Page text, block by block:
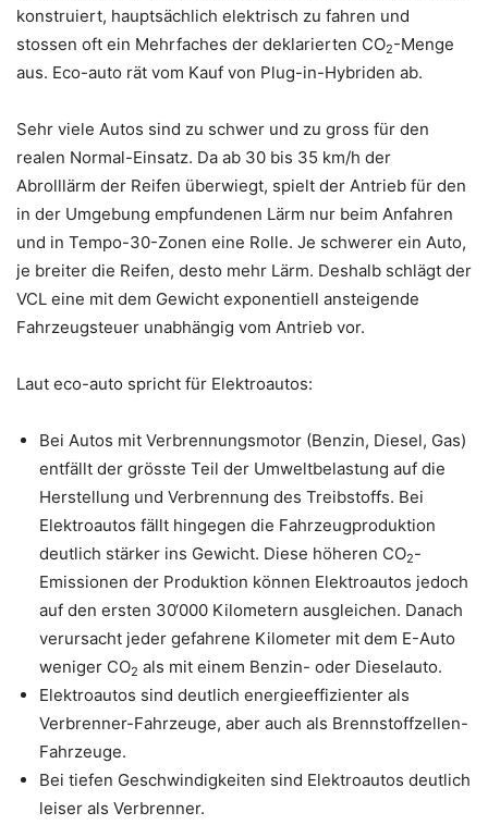
konstruiert, hauptsächlich elektrisch zu fahren und
stossen oft ein Mehrfaches der deklarierten CO2-Menge
aus. Eco-auto rät vom Kauf von Plug-in-Hybriden ab.
Sehr viele Autos sind zu schwer und zu gross für den
realen Normal-Einsatz. Da ab 30 bis 35 km/h der
Abrolllärm der Reifen überwiegt, spielt der Antrieb für den
in der Umgebung empfundenen Lärm nur beim Anfahren
und in Tempo-30-Zonen eine Rolle. Je schwerer ein Auto,
je breiter die Reifen, desto mehr Lärm. Deshalb schlägt der
VCL eine mit dem Gewicht exponentiell ansteigende
Fahrzeugsteuer unabhängig vom Antrieb vor.
Laut eco-auto spricht für Elektroautos:
Bei Autos mit Verbrennungsmotor (Benzin, Diesel, Gas)
entfällt der grösste Teil der Umweltbelastung auf die
Herstellung und Verbrennung des Treibstoffs. Bei
Elektroautos fällt hingegen die Fahrzeugproduktion
deutlich stärker ins Gewicht. Diese höheren CO2-
Emissionen der Produktion können Elektroautos jedoch
auf den ersten 30‘000 Kilometern ausgleichen. Danach
verursacht jeder gefahrene Kilometer mit dem E-Auto
weniger CO2 als mit einem Benzin- oder Dieselauto.
Elektroautos sind deutlich energieeffizienter als
Verbrenner-Fahrzeuge, aber auch als Brennstoffzellen-
Fahrzeuge.
Bei tiefen Geschwindigkeiten sind Elektroautos deutlich
leiser als Verbrenner.